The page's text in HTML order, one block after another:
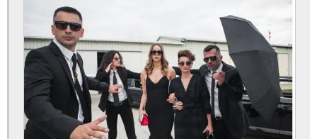
Gerenciamento de riscos segurança patrimonial
Gestão de departamento de segurança
Gestão de proteção executiva preço
Gestão de proteção executiva valor
Gestão de proteção executiva